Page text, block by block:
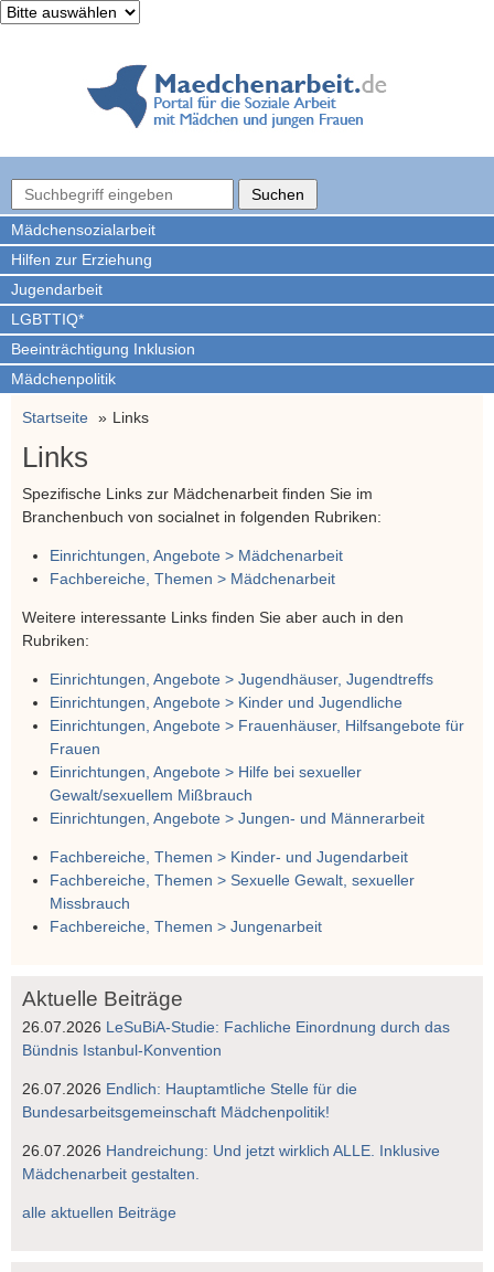
Mädchen­sozialarbeit
Hilfen zur Erziehung
Jugendarbeit
LGBTTIQ*
Beeinträchtigung Inklusion
Mädchenpolitik
Startseite Links
Links
Spezifische Links zur Mädchenarbeit finden Sie im
Branchenbuch von socialnet in folgenden Rubriken:
Einrichtungen, Angebote > Mädchenarbeit
Fachbereiche, Themen > Mädchenarbeit
Weitere interessante Links finden Sie aber auch in den
Rubriken:
Einrichtungen, Angebote > Jugendhäuser, Jugendtreffs
Einrichtungen, Angebote > Kinder und Jugendliche
Einrichtungen, Angebote > Frauenhäuser, Hilfsangebote für
Frauen
Einrichtungen, Angebote > Hilfe bei sexueller
Gewalt/sexuellem Mißbrauch
Einrichtungen, Angebote > Jungen- und Männerarbeit
Fachbereiche, Themen > Kinder- und Jugendarbeit
Fachbereiche, Themen > Sexuelle Gewalt, sexueller
Missbrauch
Fachbereiche, Themen > Jungenarbeit
Aktuelle Beiträge
26.07.2026 LeSuBiA-Studie: Fachliche Einordnung durch das
Bündnis Istanbul-Konvention
26.07.2026 Endlich: Hauptamtliche Stelle für die
Bundesarbeitsgemeinschaft Mädchenpolitik!
26.07.2026 Handreichung: Und jetzt wirklich ALLE. Inklusive
Mädchenarbeit gestalten.
alle aktuellen Beiträge